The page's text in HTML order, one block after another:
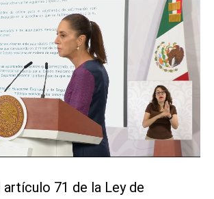
artículo 71 de la Ley de